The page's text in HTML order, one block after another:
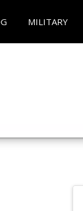
MILITARY